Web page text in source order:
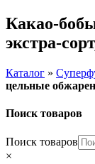
Какао-
экстра-
Каталог »
цельные
Поиск товаров
Поиск товаров
×